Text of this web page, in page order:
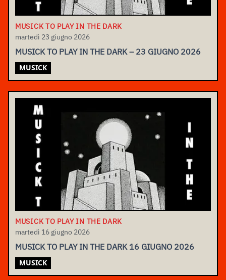
MUSICK TO PLAY IN THE DARK
martedì 23 giugno 2026
MUSICK TO PLAY IN THE DARK – 23 GIUGNO 2026
MUSICK
MUSICK TO PLAY IN THE DARK
martedì 16 giugno 2026
MUSICK TO PLAY IN THE DARK 16 GIUGNO 2026
MUSICK